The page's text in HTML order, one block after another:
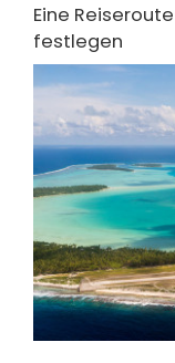
Eine
festlegen